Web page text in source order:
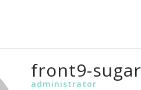
front9-
administrator